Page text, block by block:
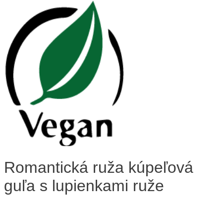
Romantická ruža kúpeľová
guľa s lupienkami ruže